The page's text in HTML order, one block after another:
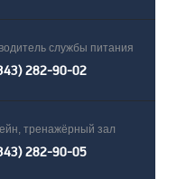
службы питания
282-90-02
тренажёрный зал
282-90-05